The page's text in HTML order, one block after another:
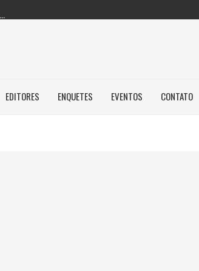
EDITORES ENQUETES EVENTOS CONTATO